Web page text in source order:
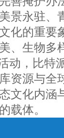
景永驻、
化的重要
、生物多
动，比特
资源与全
文化内涵
载体。